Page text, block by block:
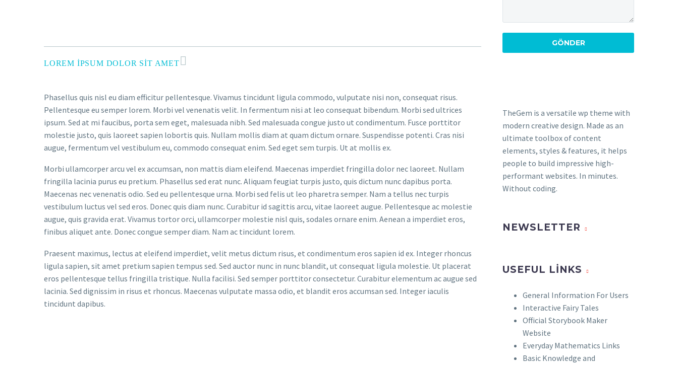
LOREM IPSUM DOLOR SIT AMET
Phasellus quis nisl eu diam efficitur pellentesque. Vivamus tincidunt ligula commodo, vulputate nisi non, consequat risus.
Pellentesque eu semper lorem. Morbi vel venenatis velit. In fermentum nisi at leo consequat bibendum. Morbi sed ultrices
ipsum. Sed at mi faucibus, porta sem eget, malesuada nibh. Sed malesuada congue justo ut condimentum. Fusce porttitor
molestie justo, quis laoreet sapien lobortis quis. Nullam mollis diam at quam dictum ornare. Suspendisse potenti. Cras nisi
augue, fermentum vel vestibulum eu, commodo consequat enim. Sed eget sem turpis. Ut at mollis ex.
Morbi ullamcorper arcu vel ex accumsan, non mattis diam eleifend. Maecenas imperdiet fringilla dolor nec laoreet. Nullam
fringilla lacinia purus eu pretium. Phasellus sed erat nunc. Aliquam feugiat turpis justo, quis dictum nunc dapibus porta.
Maecenas nec venenatis odio. Sed eu pellentesque urna. Morbi sed felis ut leo pharetra semper. Nam a tellus nec turpis
vestibulum luctus vel sed eros. Donec quis diam nunc. Curabitur id sagittis arcu, vitae laoreet augue. Pellentesque ac molestie
augue, quis gravida erat. Vivamus tortor orci, ullamcorper molestie nisl quis, sodales ornare enim. Aenean a imperdiet eros,
finibus aliquet ante. Donec congue semper diam. Nam ac tincidunt lorem.
Praesent maximus, lectus at eleifend imperdiet, velit metus dictum risus, et condimentum eros sapien id ex. Integer rhoncus
ligula sapien, sit amet pretium sapien tempus sed. Sed auctor nunc in nunc blandit, ut consequat ligula molestie. Ut placerat
eros pellentesque tellus fringilla tristique. Nulla facilisi. Sed semper porttitor consectetur. Curabitur elementum ac augue sed
lacinia. Sed dignissim in risus et rhoncus. Maecenas vulputate massa odio, et blandit eros accumsan sed. Integer iaculis
tincidunt dapibus.
TheGem is a versatile wp theme with
modern creative design. Made as an
ultimate toolbox of content
elements, styles & features, it helps
people to build impressive high-
performant websites. In minutes.
Without coding.
NEWSLETTER
USEFUL LINKS
General Information For Users
Interactive Fairy Tales
Official Storybook Maker
Website
Everyday Mathematics Links
Basic Knowledge and